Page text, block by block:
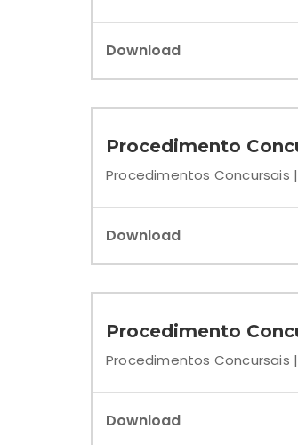
Download
Procedimento
Procedimentos Concursais
Download
Procedimento
Procedimentos Concursais
Download